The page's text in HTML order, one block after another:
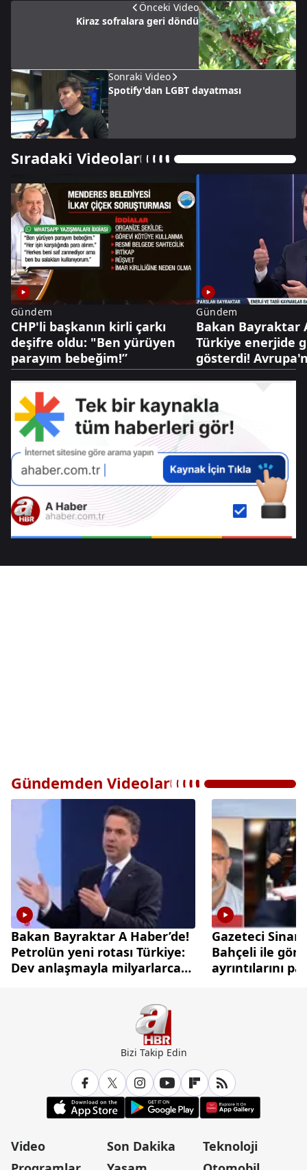
Önceki Video
Kiraz sofralara geri döndü
Sonraki Video
Spotify'dan LGBT dayatması
Sıradaki Videolar
Gündem
CHP'li başkanın kirli çarkı
deşifre oldu: "Ben yürüyen
parayım bebeğim!”
Gündem
Bakan Bayraktar
Türkiye enerjide
gösterdi!
Türk gazında
Gündemden Videolar
Bakan Bayraktar A Haber’de!
Petrolün yeni rotası Türkiye:
Dev anlaşmayla milyarlarca
Gazeteci
Bahçeli ile
ayrıntılarını
Bizi Takip Edin
Video
Son Dakika
Teknoloji